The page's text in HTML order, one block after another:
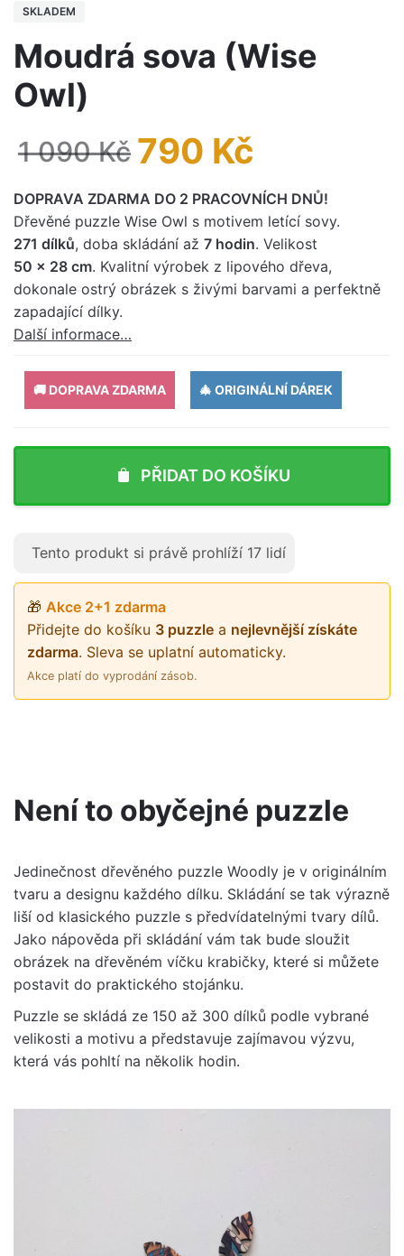
SKLADEM
Moudrá sova (Wise
Owl)
1 090Kč Původní
cena
byla:
1
790 Kč
cena
je:
790 Kč.
DOPRAVA ZDARMA DO 2 PRACOVNÍCH DNŮ!
Dřevěné puzzle Wise Owl s motivem letící sovy.
271 dílků, doba skládání až 7 hodin. Velikost
50 x 28 cm. Kvalitní výrobek z lipového dřeva,
dokonale ostrý obrázek s živými barvami a perfektně
zapadající dílky.
Další informace…
🚚 DOPRAVA ZDARMA 🎄 ORIGINÁLNÍ DÁREK
PŘIDAT DO KOŠÍKU
Tento produkt si právě prohlíží 17 lidí
🎁 Akce 2+1 zdarma
Přidejte do košíku 3 puzzle a nejlevnější získáte
zdarma. Sleva se uplatní automaticky.
Akce platí do vyprodání zásob.
Není to obyčejné puzzle
Jedinečnost dřevěného puzzle Woodly je v originálním
tvaru a designu každého dílku. Skládání se tak výrazně
liší od klasického puzzle s předvídatelnými tvary dílů.
Jako nápověda při skládání vám tak bude sloužit
obrázek na dřevěném víčku krabičky, které si můžete
postavit do praktického stojánku.
Puzzle se skládá ze 150 až 300 dílků podle vybrané
velikosti a motivu a představuje zajímavou výzvu,
která vás pohltí na několik hodin.